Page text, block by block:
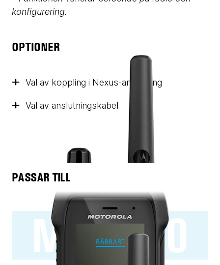
konfigurering.
OPTIONER
Val av koppling i Nexus-anslutning
Val av anslutningskabel
PASSAR TILL
MXP660
BÄRBART